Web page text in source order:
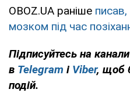
OBOZ.UA раніше
мозком під час
Підписуйтесь на
в Telegram і Viber, щоб
подій.